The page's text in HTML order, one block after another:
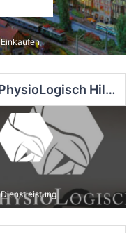
Einkaufen
PhysioLogisch Hilden
Dienstleistung